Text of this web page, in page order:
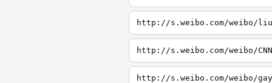
http://s.weibo.com/weibo/liu
http://s.weibo.com/weibo/CNN
http://s.weibo.com/weibo/gay